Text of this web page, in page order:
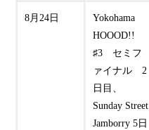
8月24日
Yokohama
HOOOD!!
♯3 セミフ
ァイナル 2
日目、
Sunday Street
Jamborry 5日